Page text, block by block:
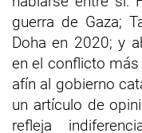
guerra de Gaza;
Doha en 2020; y
en el conflicto
afín al gobierno
un artículo de
refleja